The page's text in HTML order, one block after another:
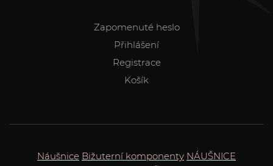
Zapomenuté heslo
Přihlášení
Registrace
Košík
Náušnice Bižuterní komponenty NÁUŠNICE